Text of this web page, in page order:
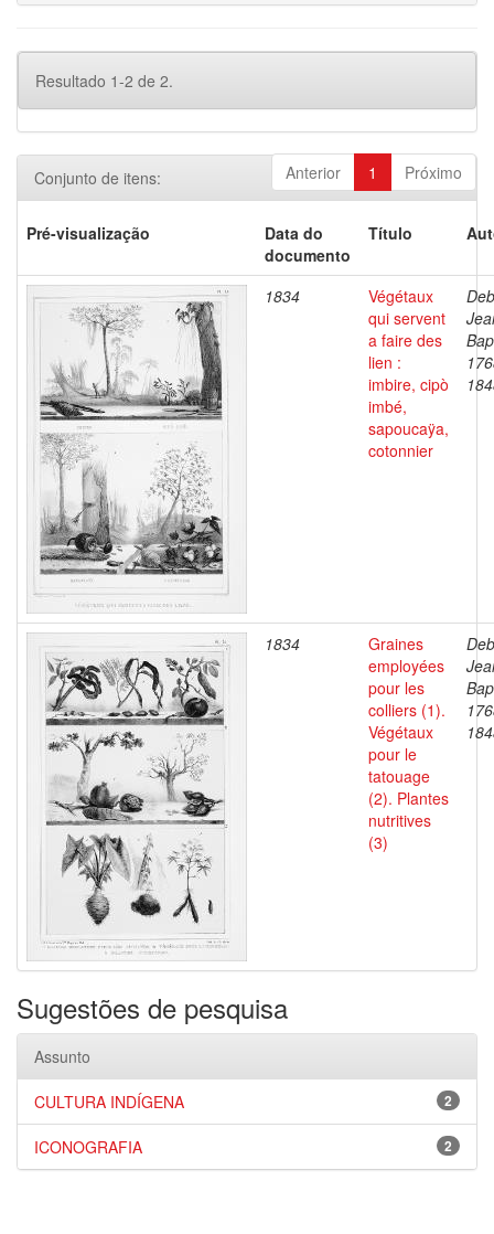
Resultado 1-2 de 2.
Anterior 1 Próximo
Conjunto de itens:
Pré-visualização
Data do
documento
Título
1834
Végétaux
qui servent
a faire des
lien :
imbire, cipò
imbé,
sapoucaÿa,
cotonnier
1834
Graines
employées
pour les
colliers (1).
Végétaux
pour le
tatouage
(2). Plantes
nutritives
(3)
Sugestões de pesquisa
Assunto
2
CULTURA INDÍGENA
2
ICONOGRAFIA